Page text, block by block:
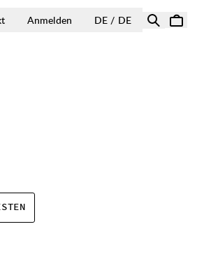
Anmelden DE / DELAND